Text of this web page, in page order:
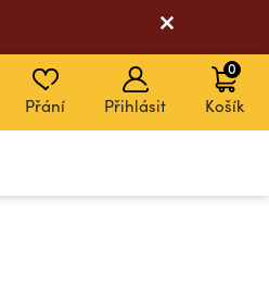
Přání Přihlásit Košík
0